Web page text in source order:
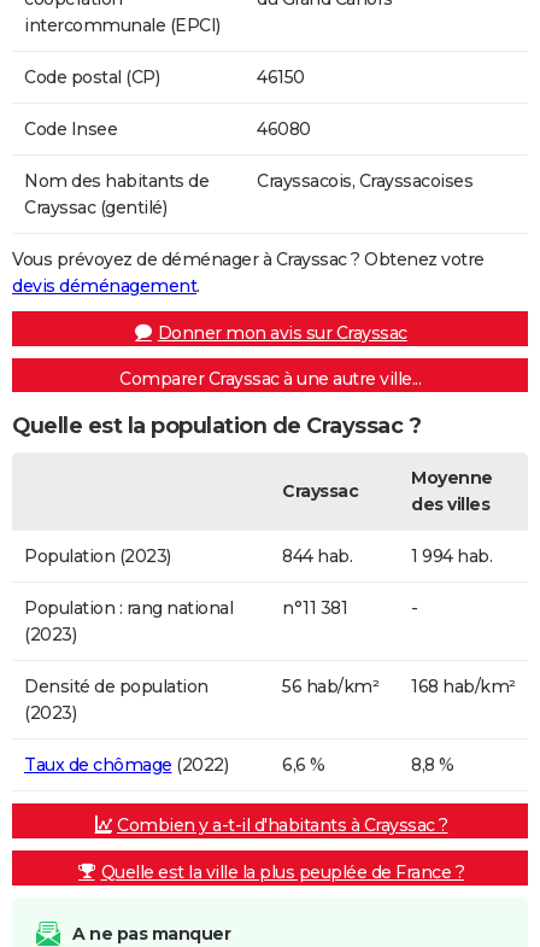
intercommunale (EPCI)
Code postal (CP) 46150
Code Insee 46080
Nom des habitants de
Crayssac (gentilé)
Crayssacois, Crayssacoises
Vous prévoyez de déménager à Crayssac ? Obtenez votre
devis déménagement.
Donner mon avis sur Crayssac
Comparer Crayssac à une autre ville...
Quelle est la population de Crayssac ?
Crayssac
Moyenne
des villes
Population (2023) 844 hab. 1 994 hab.
Population : rang national
(2023)
n°11 381 -
Densité de population
(2023)
56 hab/km² 168 hab/km²
Taux de chômage (2022) 6,6 % 8,8 %
Combien y a-t-il d'habitants à Crayssac ?
Quelle est la ville la plus peuplée de France ?
A ne pas manquer